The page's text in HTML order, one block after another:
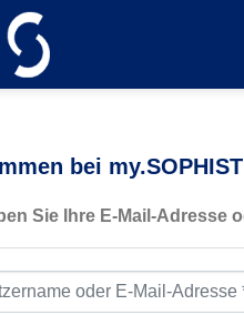
bei
Sie Ihre E-Mail-Adresse
oder E-Mail-Adresse